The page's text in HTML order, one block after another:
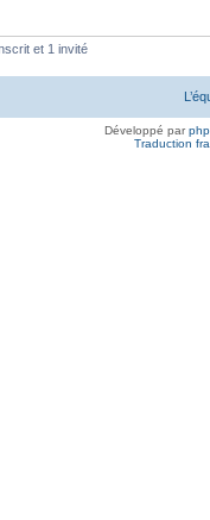
et 1 invité
Développé par
Traduction